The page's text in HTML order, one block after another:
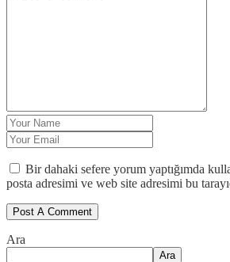
Bir dahaki sefere yorum yaptığımda
posta adresimi ve web site adresimi bu
Ara
Ara